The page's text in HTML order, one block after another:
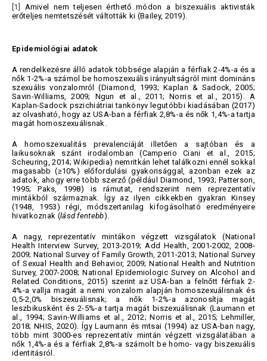
[1]
Amivel nem teljesen érthető módon a biszexuális aktivisták
erőteljes nemtetszését váltották ki (Bailey, 2019).
Epidemiológiai adatok
A rendelkezésre álló adatok többsége alapján a férfiak 2-4%-a és a
nők 1-2%-a számol be homoszexuális irányultságról mint domináns
szexuális vonzalomról (Diamond, 1993; Kaplan & Sadock, 2005;
Savin-Williams, 2009; Ngun et al., 2011; Norris et al., 2015). A
Kaplan-Sadock pszichiátriai tankönyv legutóbbi kiadásában (2017)
az olvasható, hogy az USA-ban a férfiak 2,8%-a és nők 1,4%-a tartja
magát homoszexuálisnak.
A homoszexualitás prevalenciáját illetően a sajtóban és a
laikusoknak szánt irodalomban (Camperio Ciani et al., 2015;
Scheuring, 2014; Wikipedia) nemritkán lehet találkozni ennél sokkal
magasabb (≥10%) előfordulási gyakorisággal, azonban ezek az
adatok, ahogy erre több szerző (például Diamond, 1993; Patterson,
1995; Paks, 1998) is rámutat, rendszerint nem reprezentatív
mintákból származnak. Így az ilyen cikkekben gyakran Kinsey
(1948, 1953) régi, módszertanilag kifogásolható eredményeire
hivatkoznak (lásd fentebb).
A nagy, reprezentatív mintákon végzett vizsgálatok (National
Health Interview Survey, 2013-2019; Add Health, 2001-2002, 2008-
2009; National Survey of Family Growth, 2011-2013; National Survey
of Sexual Health and Behavior, 2009; National Health and Nutrition
Survey, 2007-2008; National Epidemiologic Survey on Alcohol and
Related Conditions, 2015) szerint az USA-ban a felnőtt férfiak 2-
4%-a vallja magát a nemi vonzalom alapján homoszexuálisnak és
0,5-2,0% biszexuálisnak; a nők 1-2%-a azonosítja magát
leszbikusként és 2-5%-a tartja magát biszexuálisnak (Laumann et
al., 1994; Savin-Williams et al., 2012; Norris et al., 2015; Lehmiller,
2018; NHIS, 2020). Így Laumann és mtsai (1994) az USA-ban nagy,
több mint 3000-es reprezentatív mintán végzett vizsgálatában a
nők 1,4%-a és a férfiak 2,8%-a számolt be homo- vagy biszexuális
identitásról.